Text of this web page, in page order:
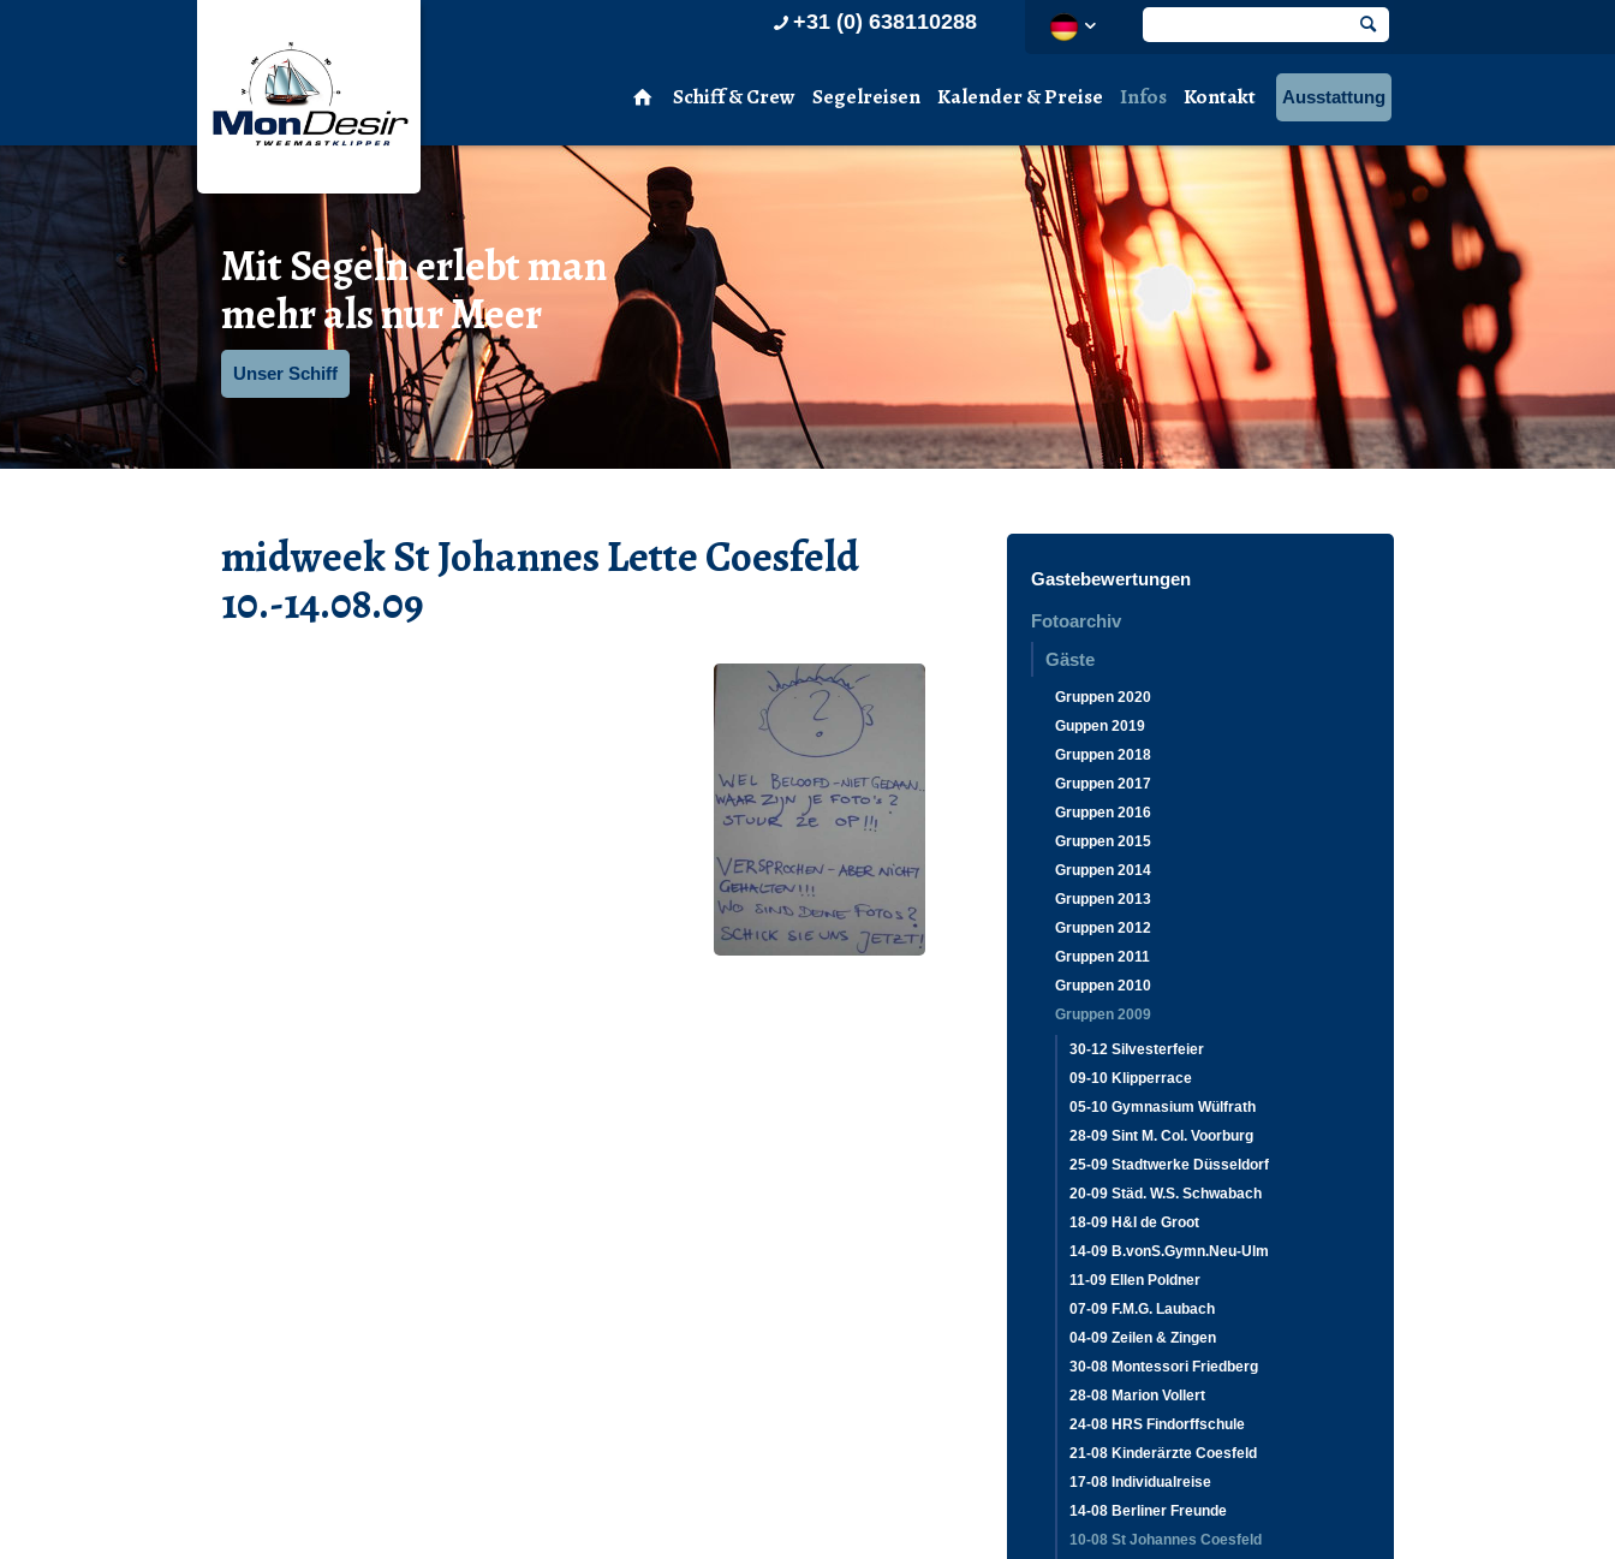
+31 (0) 638110288
Schiff & Crew Segelreisen Kalender & Preise Infos Kontakt Ausstattung
Mit Segeln erlebt man
mehr als nur Meer
Unser Schiff
midweek St Johannes Lette Coesfeld
10.-14.08.09
Gastebewertungen
Fotoarchiv
Gäste
Gruppen 2020
Guppen 2019
Gruppen 2018
Gruppen 2017
Gruppen 2016
Gruppen 2015
Gruppen 2014
Gruppen 2013
Gruppen 2012
Gruppen 2011
Gruppen 2010
Gruppen 2009
30-12 Silvesterfeier
09-10 Klipperrace
05-10 Gymnasium Wülfrath
28-09 Sint M. Col. Voorburg
25-09 Stadtwerke Düsseldorf
20-09 Städ. W.S. Schwabach
18-09 H&I de Groot
14-09 B.vonS.Gymn.Neu-Ulm
11-09 Ellen Poldner
07-09 F.M.G. Laubach
04-09 Zeilen & Zingen
30-08 Montessori Friedberg
28-08 Marion Vollert
24-08 HRS Findorffschule
21-08 Kinderärzte Coesfeld
17-08 Individualreise
14-08 Berliner Freunde
10-08 St Johannes Coesfeld